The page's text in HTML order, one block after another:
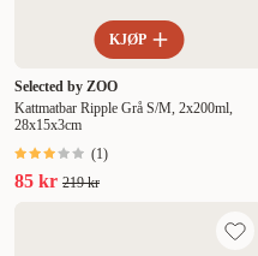
KJØP
Selected by ZOO
Kattmatbar Ripple Grå S/M, 2x200ml,
28x15x3cm
(1)
85 kr 219 kr